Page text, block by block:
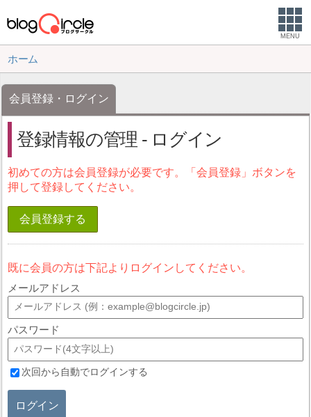
MENU
ホーム
会員登録・ログイン
登録情報の管理 - ログイン
初めての方は会員登録が必要です。「会員登録」ボタンを
押して登録してください。
会員登録する
既に会員の方は下記よりログインしてください。
メールアドレス
パスワード
次回から自動でログインする
ログイン